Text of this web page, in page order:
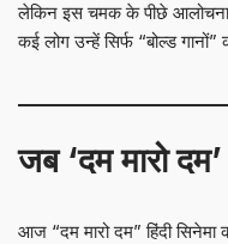
लेकिन इस चमक के पीछे
कई लोग उन्हें सिर्फ “बोल्ड गानों”
जब ‘दम मारो
आज “दम मारो दम” हिंदी सिनेमा